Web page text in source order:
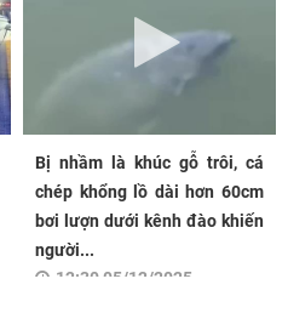
Bị nhầm là khúc gỗ trôi, cá
chép khổng lồ dài hơn 60cm
bơi lượn dưới kênh đào khiến
người...
12:30 05/12/2025